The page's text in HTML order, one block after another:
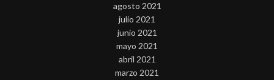
agosto 2021
julio 2021
junio 2021
mayo 2021
abril 2021
marzo 2021